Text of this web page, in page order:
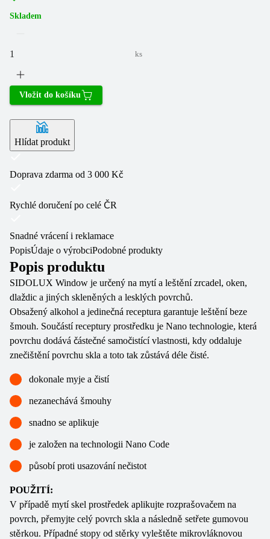
Skladem
ks
Vložit do košíku
Hlídat produkt
Doprava zdarma od 3 000 Kč
Rychlé doručení po celé ČR
Snadné vrácení i reklamace
PopisÚdaje o výrobciPodobné produkty
Popis produktu
SIDOLUX Window je určený na mytí a leštění zrcadel, oken,
dlaždic a jiných skleněných a lesklých povrchů.
Obsažený alkohol a jedinečná receptura garantuje leštění beze
šmouh. Součástí receptury prostředku je Nano technologie, která
povrchu dodává částečné samočistící vlastnosti, kdy oddaluje
znečištění povrchu skla a toto tak zůstává déle čisté.
dokonale myje a čistí
nezanechává šmouhy
snadno se aplikuje
je založen na technologii Nano Code
působí proti usazování nečistot
POUŽITÍ:
V případě mytí skel prostředek aplikujte rozprašovačem na
povrch, přemyjte celý povrch skla a následně setřete gumovou
stěrkou. Případné stopy od stěrky vyleštěte mikrovláknovou